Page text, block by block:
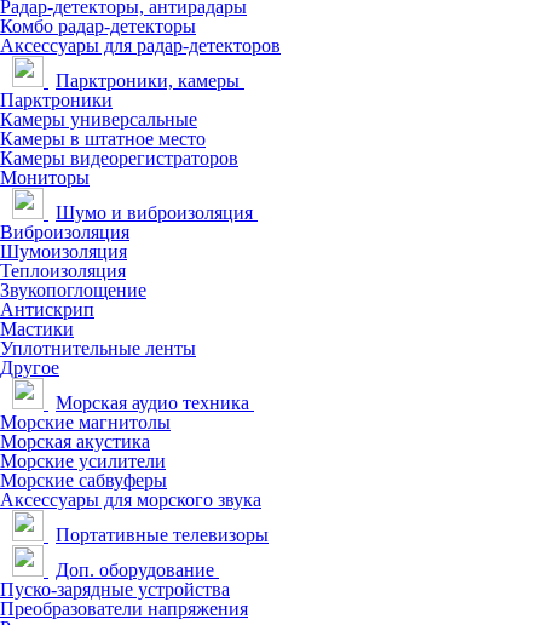
Радар-детекторы, антирадары
Комбо радар-детекторы
Аксессуары для радар-детекторов
Парктроники, камеры
Парктроники
Камеры универсальные
Камеры в штатное место
Камеры видеорегистраторов
Мониторы
Шумо и виброизоляция
Виброизоляция
Шумоизоляция
Теплоизоляция
Звукопоглощение
Антискрип
Мастики
Уплотнительные ленты
Другое
Морская аудио техника
Морские магнитолы
Морская акустика
Морские усилители
Морские сабвуферы
Аксессуары для морского звука
Портативные телевизоры
Доп. оборудование
Пуско-зарядные устройства
Преобразователи напряжения